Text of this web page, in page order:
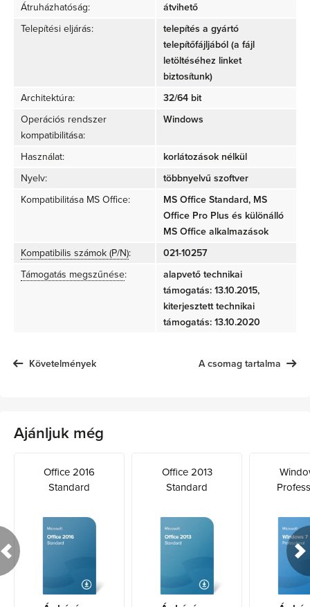
Átruházhatóság:
átvihető
Telepítési eljárás:
telepítés a gyártó
telepítőfájljából (a fájl
letöltéséhez linket
biztosítunk)
Architektúra:
32/64 bit
Operációs rendszer
kompatibilitása:
Windows
Használat:
korlátozások nélkül
Nyelv:
többnyelvű szoftver
Kompatibilitása MS Office:
MS Office Standard, MS
Office Pro Plus és különálló
MS Office alkalmazások
Kompatibilis számok (P/N):
021-10257
Támogatás megszűnése:
alapvető technikai
támogatás: 13.10.2015,
kiterjesztett technikai
támogatás: 13.10.2020
Követelmények A csomag tartalma
Ajánljuk még
Office 2016
Standard
Office 2013
Standard